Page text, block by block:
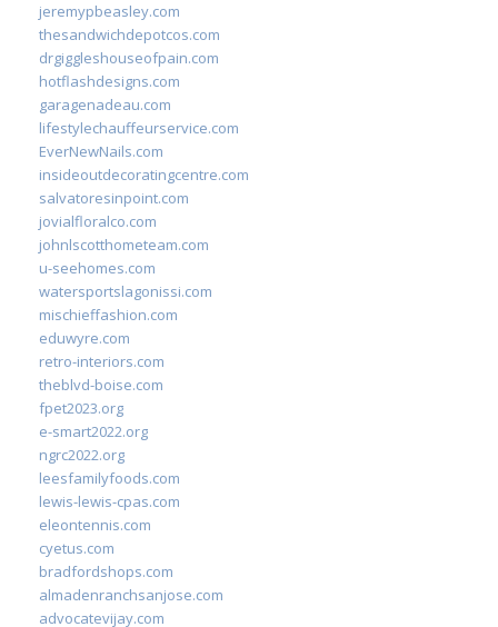
jeremypbeasley.com
thesandwichdepotcos.com
drgiggleshouseofpain.com
hotflashdesigns.com
garagenadeau.com
lifestylechauffeurservice.com
EverNewNails.com
insideoutdecoratingcentre.com
salvatoresinpoint.com
jovialfloralco.com
johnlscotthometeam.com
u-seehomes.com
watersportslagonissi.com
mischieffashion.com
eduwyre.com
retro-interiors.com
theblvd-boise.com
fpet2023.org
e-smart2022.org
ngrc2022.org
leesfamilyfoods.com
lewis-lewis-cpas.com
eleontennis.com
cyetus.com
bradfordshops.com
almadenranchsanjose.com
advocatevijay.com